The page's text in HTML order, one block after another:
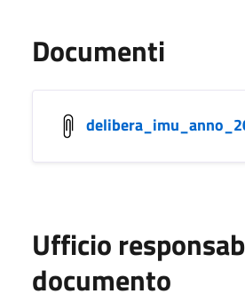
Documenti
Ufficio
documento